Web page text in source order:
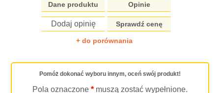
Dane produktu Opinie
Dodaj opinię Sprawdź cenę
+ do porównania
Pomóż dokonać wyboru innym, oceń swój produkt!
Pola oznaczone * muszą zostać wypełnione.